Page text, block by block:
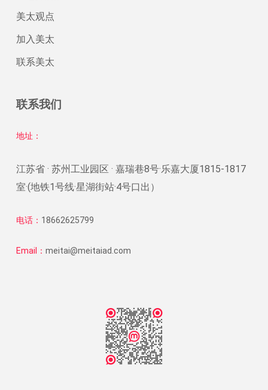
美太观点
加入美太
联系美太
联系我们
地址：
江苏省 · 苏州工业园区 · 嘉瑞巷8号·乐嘉大厦1815-1817
室·(地铁1号线·星湖街站·4号口出）
电话： 18662625799
Email： meitai@meitaiad.com